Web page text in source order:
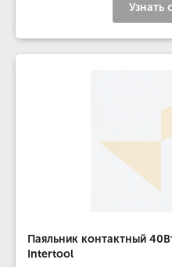
Узнать
Паяльник контактный
Intertool